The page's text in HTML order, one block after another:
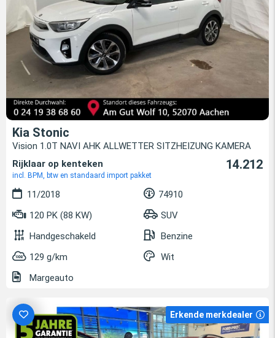
Kia Stonic
Vision 1.0T NAVI AHK ALLWETTER SITZHEIZUNG KAMERA
Rijklaar op kenteken
incl. BPM, btw en standaard import pakket
14.212
11/2018
74910
120 PK (88 KW)
SUV
Handgeschakeld
Benzine
129 g/km
Wit
Margeauto
Erkende merkdealer